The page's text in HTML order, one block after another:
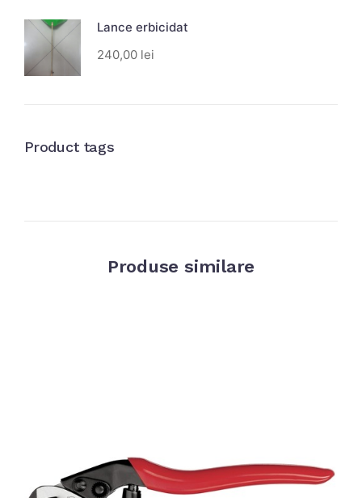
Lance erbicidat
240,00 lei
Product tags
Produse similare